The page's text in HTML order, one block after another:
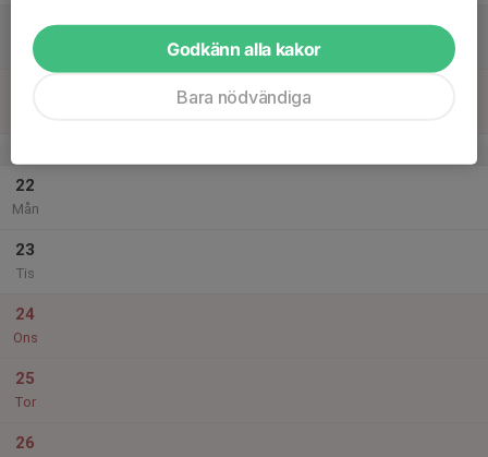
Lör
22
Mån
23
Tis
24
Ons
25
Tor
26
Godkänn alla kakor
Bara nödvändiga